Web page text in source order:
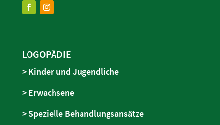
LOGOPÄDIE
> Kinder und Jugendliche
> Erwachsene
> Spezielle Behandlungsansätze